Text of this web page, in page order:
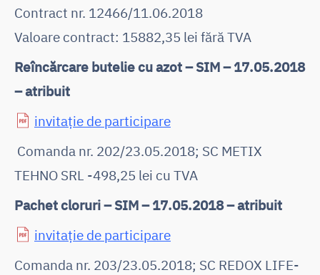
Contract nr. 12466/11.06.2018
Valoare contract: 15882,35 lei fără TVA
Reîncărcare butelie cu azot – SIM – 17.05.2018
– atribuit
invitație de participare
Comanda nr. 202/23.05.2018; SC METIX
TEHNO SRL -498,25 lei cu TVA
Pachet cloruri – SIM – 17.05.2018 – atribuit
invitație de participare
Comanda nr. 203/23.05.2018; SC REDOX LIFE-